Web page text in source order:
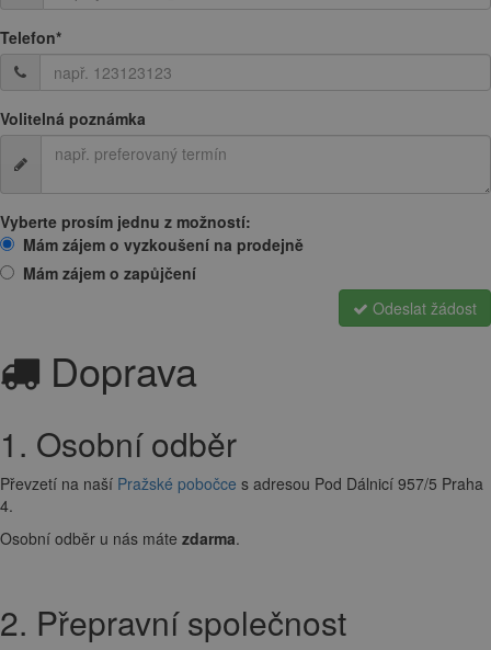
Telefon*
Volitelná poznámka
Vyberte prosím jednu z možností:
Mám zájem o vyzkoušení na prodejně
Mám zájem o zapůjčení
Odeslat žádost
Doprava
1. Osobní odběr
Převzetí na naší Pražské pobočce s adresou Pod Dálnicí 957/5 Praha
4.
Osobní odběr u nás máte zdarma.
2. Přepravní společnost